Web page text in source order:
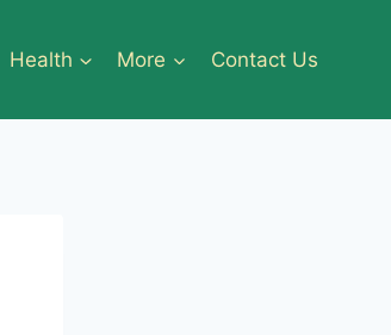
Health More Contact Us